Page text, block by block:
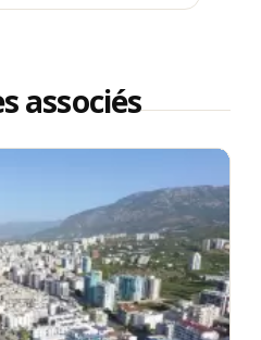
associés